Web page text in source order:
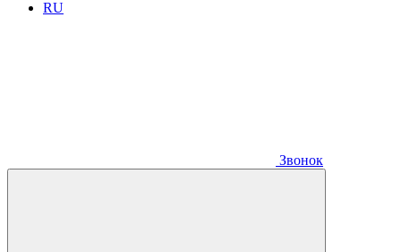
RU
Звонок